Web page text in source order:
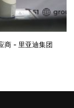
商 - 里亚迪集团